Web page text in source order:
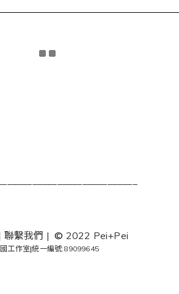
聯繫我們 |© 2022 Pei+Pei
工作室|統一編號:89099645